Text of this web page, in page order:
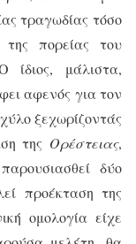
τραγωδίας τόσο
της πορείας του
ίδιος, μάλιστα,
αφενός για τον
ξεχωρίζοντάς
της Ορέστειας,
δύο
προέκταση της
ομολογία είχε